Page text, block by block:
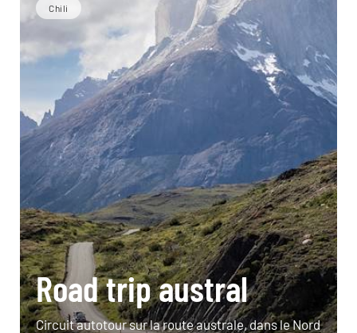
Chili
Road trip austral
Circuit autotour sur la route australe, dans le Nord